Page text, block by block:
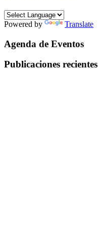
Powered by Translate
Agenda de Eventos
Publicaciones recientes